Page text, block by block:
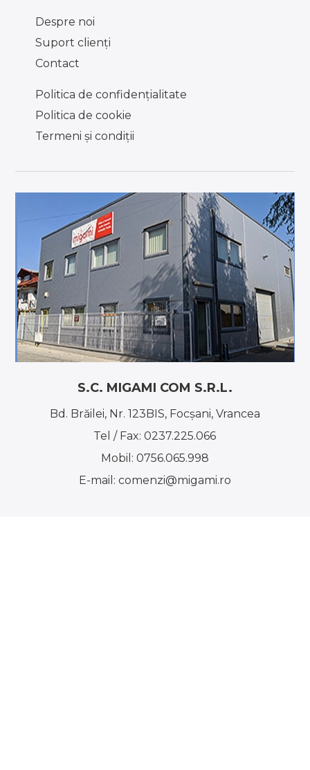
Despre noi
Suport clienţi
Contact
Politica de confidențialitate
Politica de cookie
Termeni şi condiţii
S.C. MIGAMI COM S.R.L.
Bd. Brăilei, Nr. 123BIS, Focşani, Vrancea
Tel / Fax:0237.225.066
Mobil: 0756.065.998
E-mail: comenzi@migami.ro